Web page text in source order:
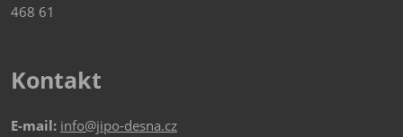
468 61
Kontakt
E-mail: info@jipo-desna.cz